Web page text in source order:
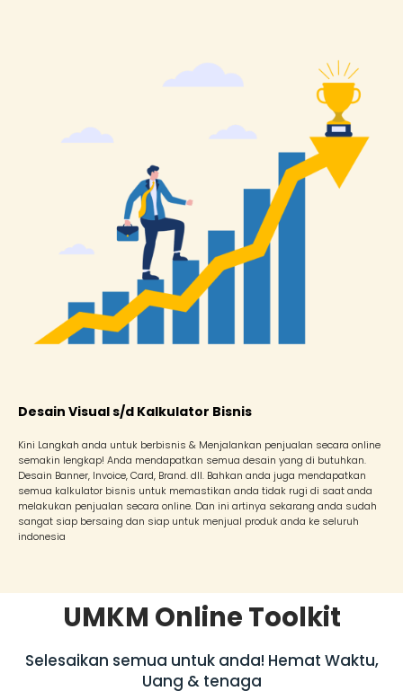
Desain Visual s/d Kalkulator Bisnis
Kini Langkah anda untuk berbisnis & Menjalankan penjualan secara online
semakin lengkap! Anda mendapatkan semua desain yang di butuhkan.
Desain Banner, Invoice, Card, Brand. dll. Bahkan anda juga mendapatkan
semua kalkulator bisnis untuk memastikan anda tidak rugi di saat anda
melakukan penjualan secara online. Dan ini artinya sekarang anda sudah
sangat siap bersaing dan siap untuk menjual produk anda ke seluruh
indonesia
UMKM Online Toolkit
Selesaikan semua untuk anda! Hemat Waktu,
Uang & tenaga